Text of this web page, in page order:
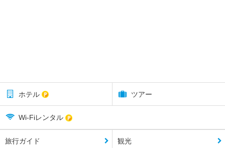
ホテル ツアー
Wi-Fiレンタル
旅行ガイド 観光